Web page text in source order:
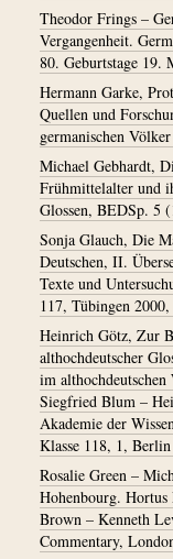
Theodor Frings –
Vergangenheit.
80. Geburtstage 19.
Hermann Garke,
Quellen und
germanischen
Michael Gebhardt,
Frühmittelalter und
Glossen, BEDSp. 5
Sonja Glauch, Die
Deutschen, II.
Texte und
117, Tübingen
Heinrich Götz, Zur
althochdeutscher
im
Siegfried Blum –
Akademie der
Klasse 118, 1,
Rosalie Green –
Hohenbourg.
Brown – Kenneth
Commentary,